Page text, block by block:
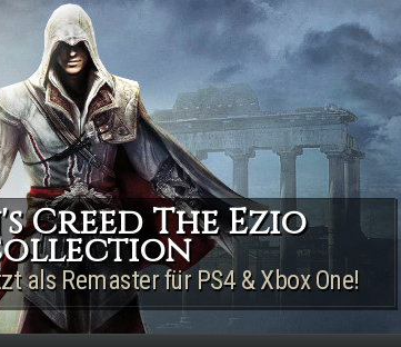
zum Inhalt
Creed The Ezio
als Remaster für PS4 & Xbox One!